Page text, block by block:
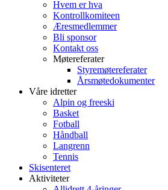
Hvem er hva
Kontrollkomiteen
Æresmedlemmer
Bli sponsor
Kontakt oss
Møtereferater
Styremøtereferater
Årsmøtedokumenter
Våre idretter
Alpin og freeski
Basket
Fotball
Håndball
Langrenn
Tennis
Skisenteret
Aktiviteter